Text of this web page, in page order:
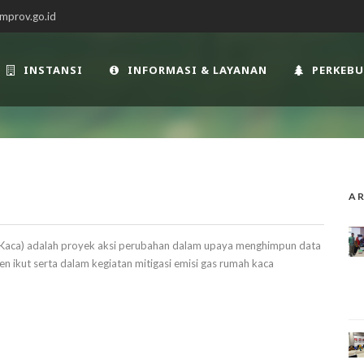
INSTANSI INFORMASI & LAYANAN
adalah proyek aksi perubahan dalam upaya menghimpun data
ikut serta dalam kegiatan mitigasi emisi gas rumah kaca